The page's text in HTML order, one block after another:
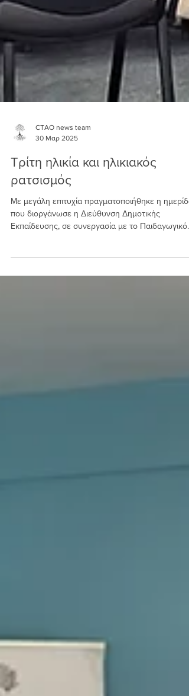
CTAO news team
30 Μαρ 2025
Τρίτη ηλικία και ηλικιακός
ρατσισμός
Με μεγάλη επιτυχία πραγματοποιήθηκε η ημερίδα
που διοργάνωσε η Διεύθυνση Δημοτικής
Ινστιτούτο